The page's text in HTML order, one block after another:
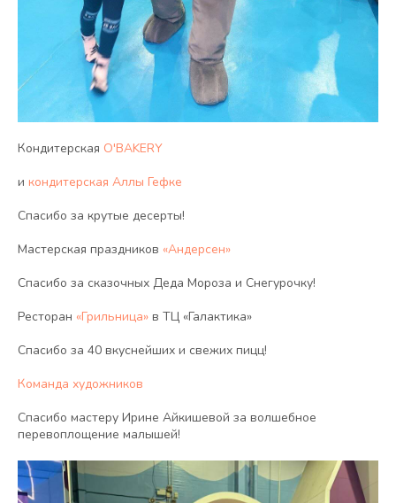
Кондитерская O'BAKERY
и кондитерская Аллы Гефке
Спасибо за крутые десерты!
Мастерская праздников «Андерсен»
Спасибо за сказочных Деда Мороза и Снегурочку!
Ресторан «Грильница» в ТЦ «Галактика»
Спасибо за 40 вкуснейших и свежих пицц!
Команда художников
Спасибо мастеру Ирине Айкишевой за волшебное
перевоплощение малышей!